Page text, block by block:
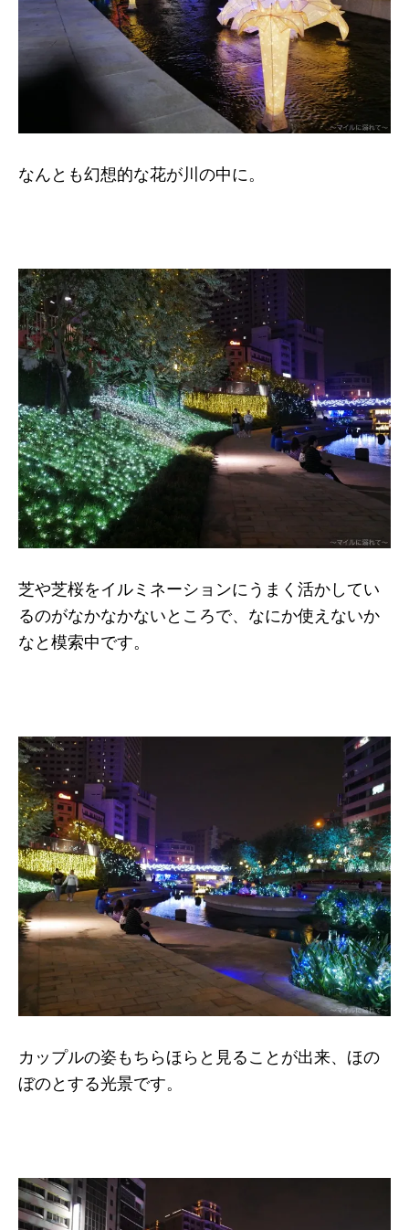
なんとも幻想的な花が川の中に。
芝や芝桜をイルミネーションにうまく活かしてい
るのがなかなかないところで、なにか使えないか
なと模索中です。
カップルの姿もちらほらと見ることが出来、ほの
ぼのとする光景です。